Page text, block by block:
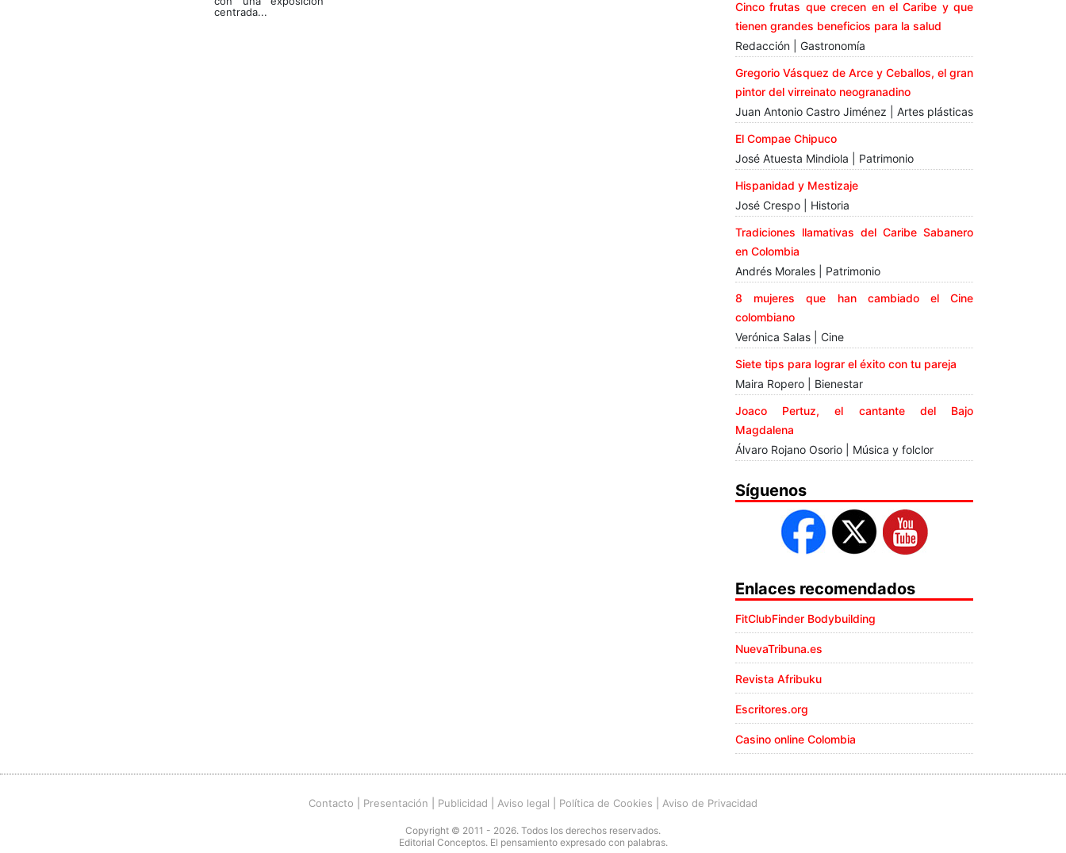
centrada...
Cinco frutas que crecen en el Caribe y que
tienen grandes beneficios para la salud
Redacción | Gastronomía
Gregorio Vásquez de Arce y Ceballos, el gran
pintor del virreinato neogranadino
Juan Antonio Castro Jiménez | Artes plásticas
El Compae Chipuco
José Atuesta Mindiola | Patrimonio
Hispanidad y Mestizaje
José Crespo | Historia
Tradiciones llamativas del Caribe Sabanero
en Colombia
Andrés Morales | Patrimonio
8 mujeres que han cambiado el Cine
colombiano
Verónica Salas | Cine
Siete tips para lograr el éxito con tu pareja
Maira Ropero | Bienestar
Joaco Pertuz, el cantante del Bajo
Magdalena
Álvaro Rojano Osorio | Música y folclor
Síguenos
Enlaces recomendados
FitClubFinder Bodybuilding
NuevaTribuna.es
Revista Afribuku
Escritores.org
Casino online Colombia
Contacto Presentación Publicidad Aviso legal Política de Cookies Aviso de Privacidad
Copyright © 2011 - 2026. Todos los derechos reservados.
Editorial Conceptos. El pensamiento expresado con palabras.